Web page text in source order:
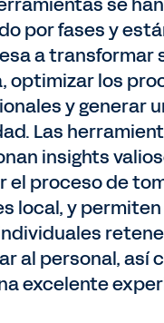
por fases y
a transformar
optimizar los
y generar
Las
insights
el proceso de
local, y permiten
al personal, así
excelente